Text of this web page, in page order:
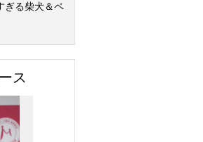
ぎる柴犬＆ペ
ス